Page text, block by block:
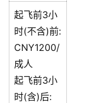
起飞前3小
时(不含)前:
CNY1200/
成人
起飞前3小
时(含)后: